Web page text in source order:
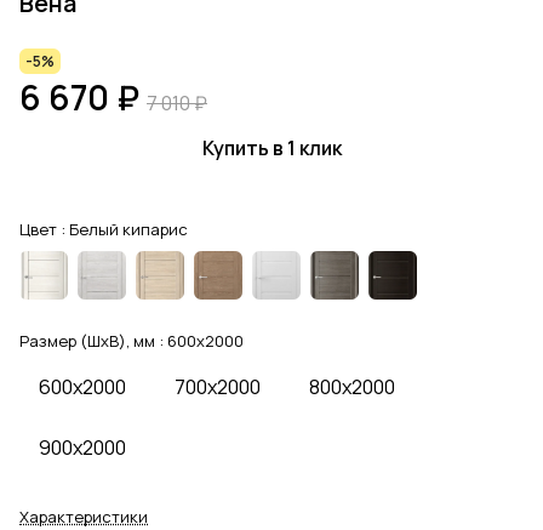
-5%
6 670 ₽ 7 010 ₽
Купить в 1 клик
Цвет : Белый кипарис
Размер (ШхВ), мм : 600x2000
600x2000 700x2000 800x2000
900x2000
Характеристики